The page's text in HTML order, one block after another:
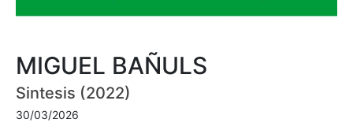
MIGUEL BAÑULS
Sintesis (2022)
30/03/2026